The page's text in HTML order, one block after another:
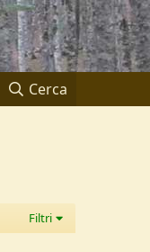
Cerca
Filtri